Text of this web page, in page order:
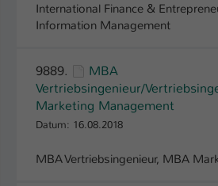
International Finance &
Information Management
9889.
MBA
Vertriebsingenieur/
Marketing Management
Datum: 16.08.2018
MBA Vertriebsingenieur, MBA